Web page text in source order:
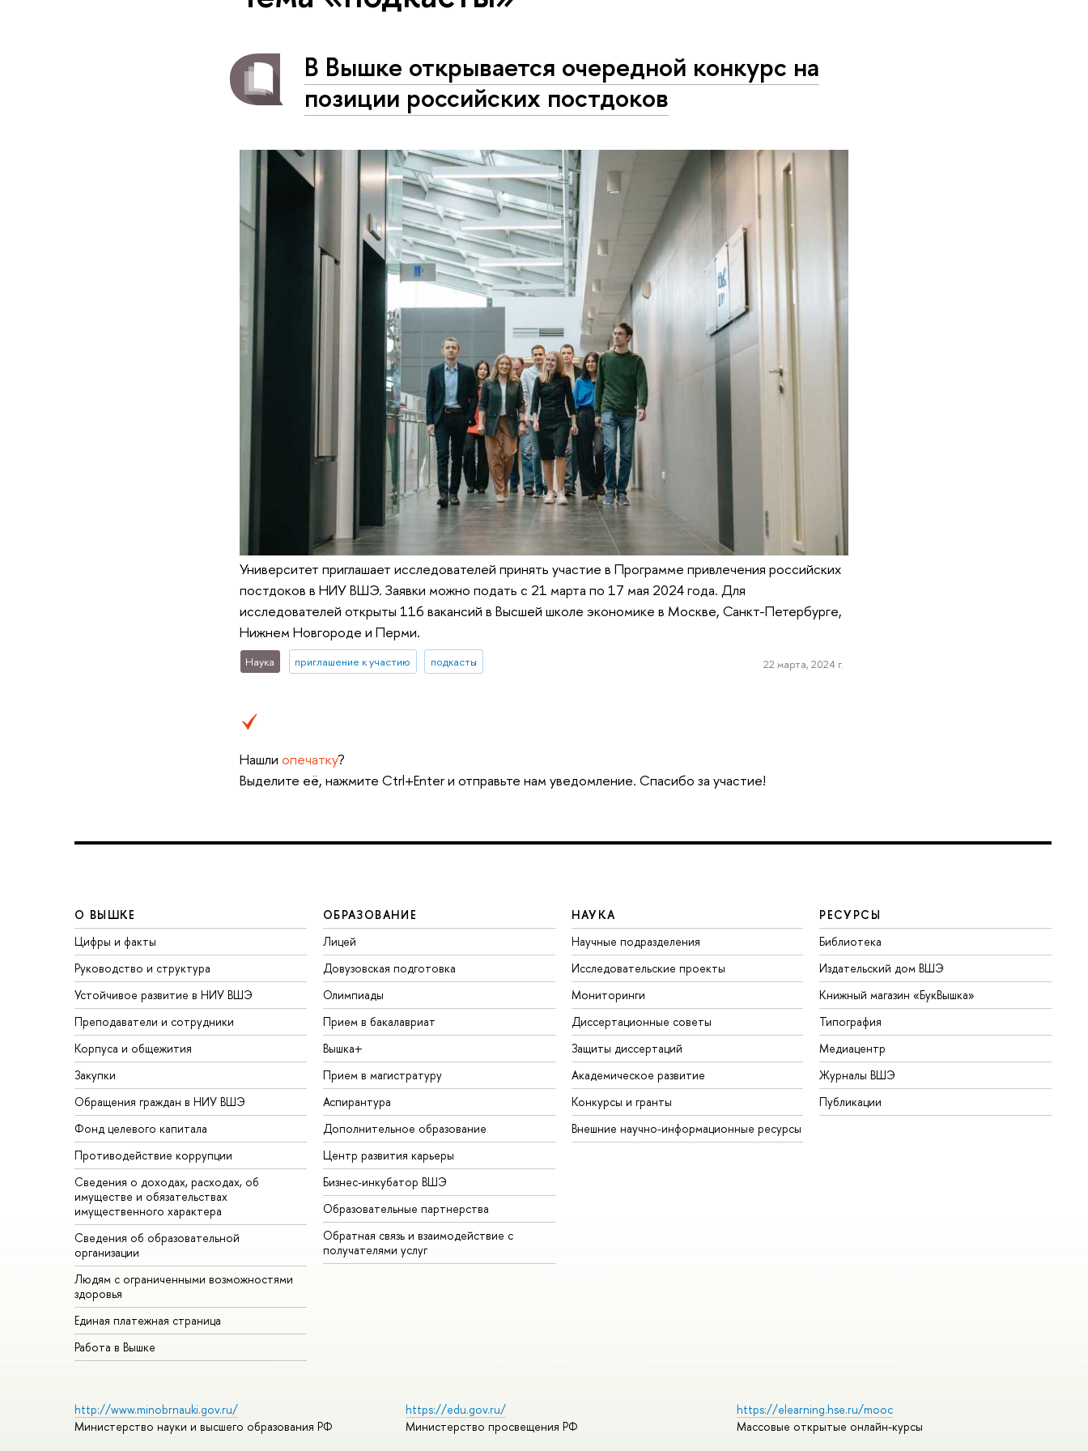
В Вышке открывается очередной конкурс на
позиции российских постдоков
Университет приглашает исследователей принять участие в Программе привлечения российских
постдоков в НИУ ВШЭ. Заявки можно подать с 21 марта по 17 мая 2024 года. Для
исследователей открыты 116 вакансий в Высшей школе экономике в Москве, Санкт-Петербурге,
Нижнем Новгороде и Перми.
Наука приглашение к участию подкасты 22 марта, 2024 г.
Нашли опечатку?
Выделите её, нажмите Ctrl+Enter и отправьте нам уведомление. Спасибо за участие!
О ВЫШКЕ
Цифры и факты
Руководство и структура
Устойчивое развитие в НИУ ВШЭ
Преподаватели и сотрудники
Корпуса и общежития
Закупки
Обращения граждан в НИУ ВШЭ
Фонд целевого капитала
Противодействие коррупции
Сведения о доходах, расходах, об
имуществе и обязательствах
имущественного характера
Сведения об образовательной
организации
Людям с ограниченными возможностями
здоровья
Единая платежная страница
Работа в Вышке
ОБРАЗОВАНИЕ
Лицей
Довузовская подготовка
Олимпиады
Прием в бакалавриат
Вышка+
Прием в магистратуру
Аспирантура
Дополнительное образование
Центр развития карьеры
Бизнес-инкубатор ВШЭ
Образовательные партнерства
Обратная связь и взаимодействие с
получателями услуг
НАУКА
Научные подразделения
Исследовательские проекты
Мониторинги
Диссертационные советы
Защиты диссертаций
Академическое развитие
Конкурсы и гранты
Внешние научно-информационные ресурсы
РЕСУРСЫ
Библиотека
Издательский дом ВШЭ
Книжный магазин «БукВышка»
Типография
Медиацентр
Журналы ВШЭ
Публикации
http://www.minobrnauki.gov.ru/
Министерство науки и высшего образования РФ
https://edu.gov.ru/
Министерство просвещения РФ
https://elearning.hse.ru/mooc
Массовые открытые онлайн-курсы